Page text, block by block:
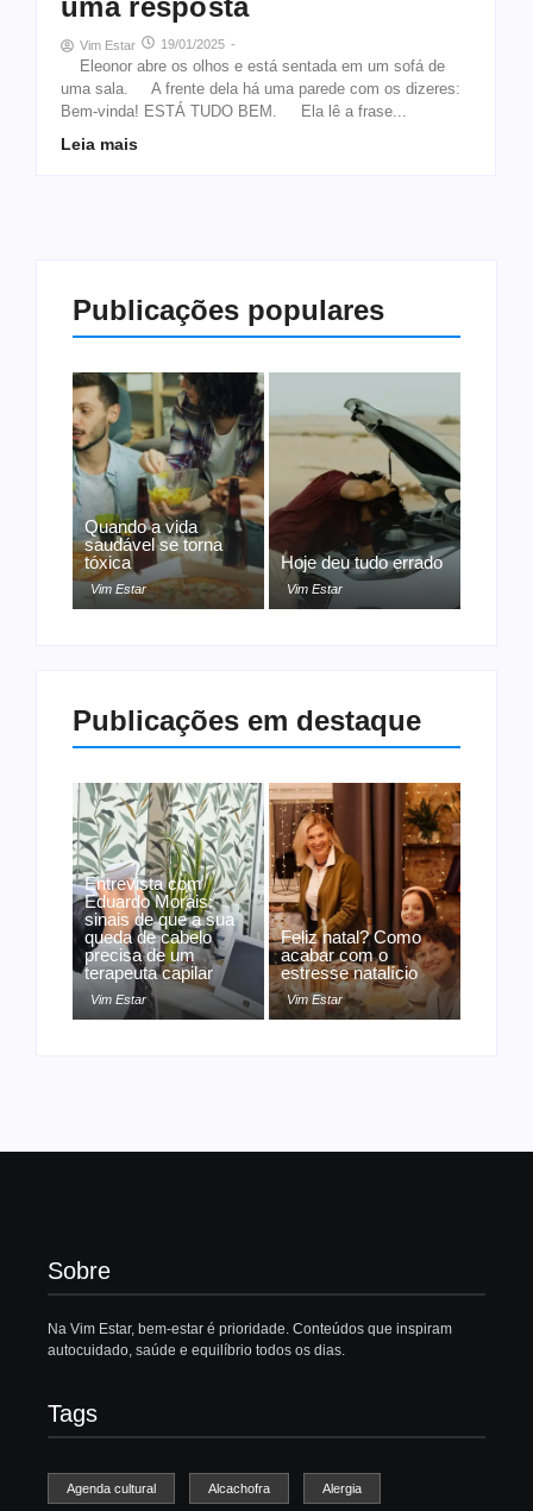
Vim Estar 19/01/2025 -
Eleonor abre os olhos e está sentada em um sofá de
uma sala. A frente dela há uma parede com os dizeres:
Bem-vinda! ESTÁ TUDO BEM. Ela lê a frase...
Leia mais
Publicações populares
Quando a vida
saudável se torna
tóxica
Vim Estar
Hoje deu tudo errado
Vim Estar
Publicações em destaque
Entrevista com
Eduardo Morais:
sinais de que a sua
queda de cabelo
precisa de um
terapeuta capilar
Vim Estar
Feliz natal? Como
acabar com o
estresse natalício
Vim Estar
Sobre
Na Vim Estar, bem-estar é prioridade. Conteúdos que inspiram
autocuidado, saúde e equilíbrio todos os dias.
Tags
Agenda cultural Alcachofra Alergia